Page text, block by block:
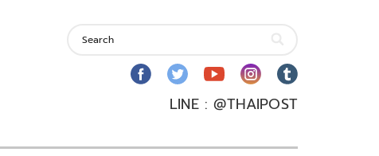
LINE : @THAIPOST